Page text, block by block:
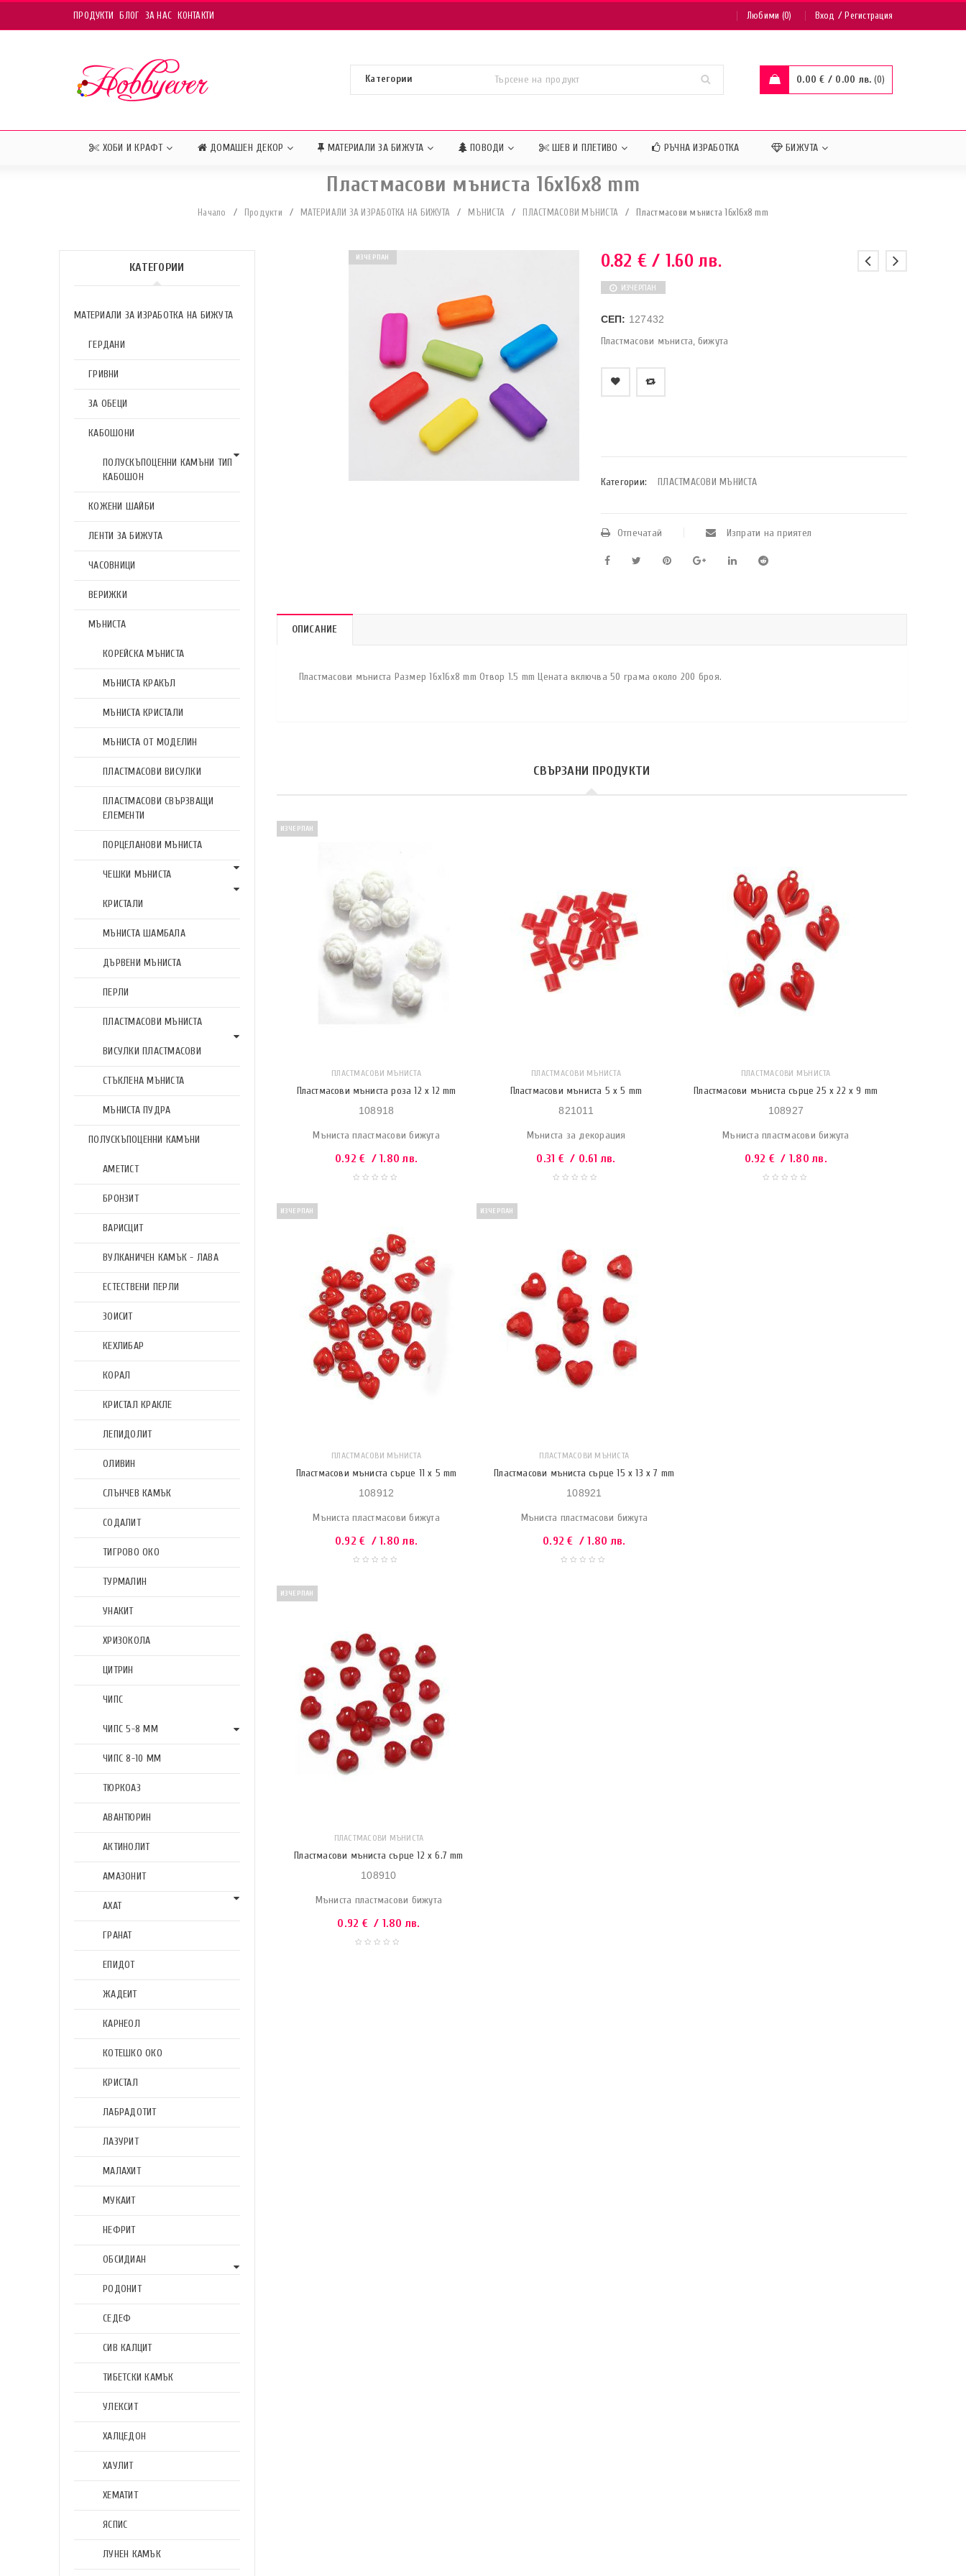
ПРОДУКТИ БЛОГ ЗА НАС КОНТАКТИ Любими (0) Вход /Регистрация
0.00€ / 0.00 лв. 0
ХОБИ И КРАФТ ДОМАШЕН ДЕКОР МАТЕРИАЛИ ЗА БИЖУТА ПОВОДИ ШЕВ И ПЛЕТИВО РЪЧНА ИЗРАБОТКА БИЖУТА
Пластмасови мъниста 16х16х8 mm
Начало / Продукти / МАТЕРИАЛИ ЗА ИЗРАБОТКА НА БИЖУТА / МЪНИСТА / ПЛАСТМАСОВИ МЪНИСТА / Пластмасови мъниста 16х16х8 mm
КАТЕГОРИИ
МАТЕРИАЛИ ЗА ИЗРАБОТКА НА БИЖУТА
ГЕРДАНИ
ГРИВНИ
ЗА ОБЕЦИ
КАБОШОНИ
ПОЛУСКЪПОЦЕННИ КАМЪНИ ТИП
КАБОШОН
КОЖЕНИ ШАЙБИ
ЛЕНТИ ЗА БИЖУТА
ЧАСОВНИЦИ
ВЕРИЖКИ
МЪНИСТА
КОРЕЙСКА МЪНИСТА
МЪНИСТА КРАКЪЛ
МЪНИСТА КРИСТАЛИ
МЪНИСТА ОТ МОДЕЛИН
ПЛАСТМАСОВИ ВИСУЛКИ
ПЛАСТМАСОВИ СВЪРЗВАЩИ
ЕЛЕМЕНТИ
ПОРЦЕЛАНОВИ МЪНИСТА
ЧЕШКИ МЪНИСТА
КРИСТАЛИ
МЪНИСТА ШАМБАЛА
ДЪРВЕНИ МЪНИСТА
ПЕРЛИ
ПЛАСТМАСОВИ МЪНИСТА
ВИСУЛКИ ПЛАСТМАСОВИ
СТЪКЛЕНА МЪНИСТА
МЪНИСТА ПУДРА
ПОЛУСКЪПОЦЕННИ КАМЪНИ
АМЕТИСТ
БРОНЗИТ
ВАРИСЦИТ
ВУЛКАНИЧЕН КАМЪК - ЛАВА
ЕСТЕСТВЕНИ ПЕРЛИ
ЗОИСИТ
КЕХЛИБАР
КОРАЛ
КРИСТАЛ КРАКЛЕ
ЛЕПИДОЛИТ
ОЛИВИН
СЛЪНЧЕВ КАМЪК
СОДАЛИТ
ТИГРОВО ОКО
ТУРМАЛИН
УНАКИТ
ХРИЗОКОЛА
ЦИТРИН
ЧИПС
ЧИПС 5-8 ММ
ЧИПС 8-10 ММ
ТЮРКОАЗ
АВАНТЮРИН
АКТИНОЛИТ
АМАЗОНИТ
АХАТ
ГРАНАТ
ЕПИДОТ
ЖАДЕИТ
КАРНЕОЛ
КОТЕШКО ОКО
КРИСТАЛ
ЛАБРАДОТИТ
ЛАЗУРИТ
МАЛАХИТ
МУКАИТ
НЕФРИТ
ОБСИДИАН
РОДОНИТ
СЕДЕФ
СИВ КАЛЦИТ
ТИБЕТСКИ КАМЪК
УЛЕКСИТ
ХАЛЦЕДОН
ХАУЛИТ
ХЕМАТИТ
ЯСПИС
ЛУНЕН КАМЪК
ИЗЧЕРПАН 0.82 € / 1.60 лв.
ИЗЧЕРПАН
СЕП: 127432
Пластмасови мъниста, бижута
Категории: ПЛАСТМАСОВИ МЪНИСТА
Отпечатай Изпрати на приятел
ОПИСАНИЕ
Пластмасови мъниста Размер 16х16х8 mm Отвор 1.5 mm Цената включва 50 грама около 200 броя.
СВЪРЗАНИ ПРОДУКТИ
ИЗЧЕРПАН
ПЛАСТМАСОВИ МЪНИСТА
Пластмасови мъниста роза 12 x 12 mm
108918
Мъниста пластмасови бижута
0.92€ / 1.80 лв.
ПЛАСТМАСОВИ МЪНИСТА
Пластмасови мъниста 5 x 5 mm
821011
Мъниста за декорация
0.31 € / 0.61 лв.
ПЛАСТМАСОВИ МЪНИСТА
Пластмасови мъниста сърце 25 x 22 x 9 mm
108927
Мъниста пластмасови бижута
0.92 € / 1.80 лв.
ИЗЧЕРПАН
ПЛАСТМАСОВИ МЪНИСТА
Пластмасови мъниста сърце 11 x 5 mm
108912
Мъниста пластмасови бижута
0.92€ / 1.80 лв.
ИЗЧЕРПАН
ПЛАСТМАСОВИ МЪНИСТА
Пластмасови мъниста сърце 15 x 13 x 7 mm
108921
Мъниста пластмасови бижута
0.92€ / 1.80 лв.
ИЗЧЕРПАН
ПЛАСТМАСОВИ МЪНИСТА
Пластмасови мъниста сърце 12 x 6.7 mm
108910
Мъниста пластмасови бижута
0.92 € / 1.80 лв.